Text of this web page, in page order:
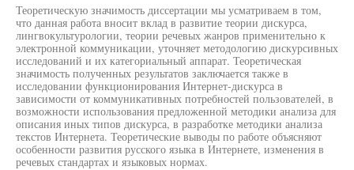
Теоретическую значимость диссертации мы усматриваем в том,
что данная работа вносит вклад в развитие теории дискурса,
лингвокультурологии, теории речевых жанров применительно к
электронной коммуникации, уточняет методологию дискурсивных
исследований и их категориальный аппарат. Теоретическая
значимость полученных результатов заключается также в
исследовании функционирования Интернет-дискурса в
зависимости от коммуникативных потребностей пользователей, в
возможности использования предложенной методики анализа для
описания иных типов дискурса, в разработке методики анализа
текстов Интернета. Теоретические выводы по работе объясняют
особенности развития русского языка в Интернете, изменения в
речевых стандартах и языковых нормах.